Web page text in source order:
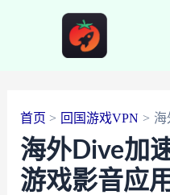
首页 回国游戏VPN 海
海外Dive加
游戏影音应